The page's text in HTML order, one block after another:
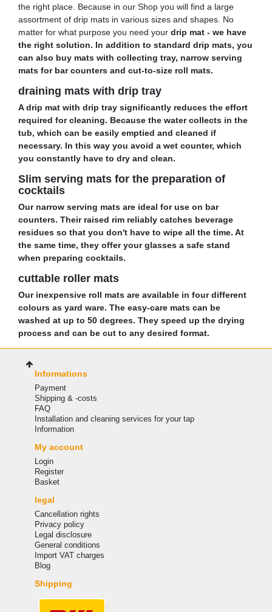
the right place. Because in our Shop you will find a large
assortment of drip mats in various sizes and shapes. No
matter for what purpose you need your drip mat - we have
the right solution. In addition to standard drip mats, you
can also buy mats with collecting tray, narrow serving
mats for bar counters and cut-to-size roll mats.
draining mats with drip tray
A drip mat with drip tray significantly reduces the effort
required for cleaning. Because the water collects in the
tub, which can be easily emptied and cleaned if
necessary. In this way you avoid a wet counter, which
you constantly have to dry and clean.
Slim serving mats for the preparation of
cocktails
Our narrow serving mats are ideal for use on bar
counters. Their raised rim reliably catches beverage
residues so that you don't have to wipe all the time. At
the same time, they offer your glasses a safe stand
when preparing cocktails.
cuttable roller mats
Our inexpensive roll mats are available in four different
colours as yard ware. The easy-care mats can be
washed at up to 50 degrees. They speed up the drying
process and can be cut to any desired format.
Informations
Payment
Shipping & -costs
FAQ
Installation and cleaning services for your tap
Information
My account
Login
Register
Basket
legal
Cancellation rights
Privacy policy
Legal disclosure
General conditions
Import VAT charges
Blog
Shipping